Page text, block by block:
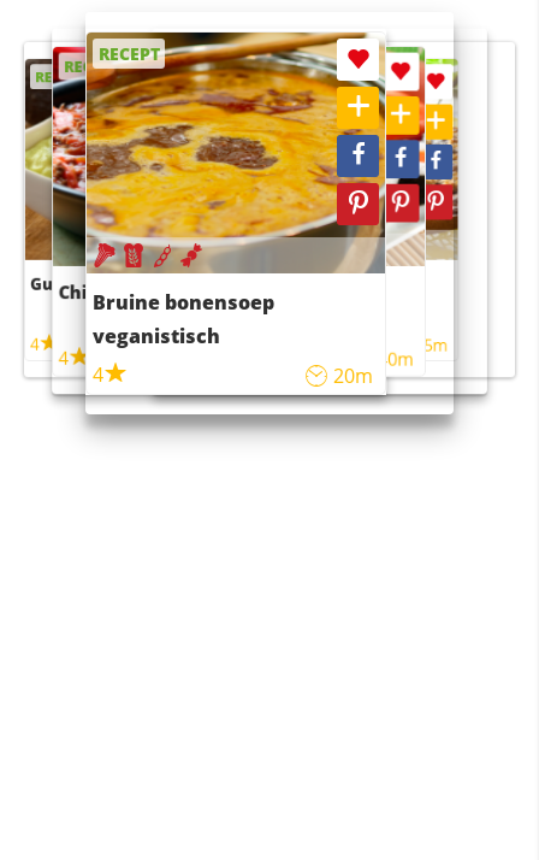
RECEPT
Guacamole
4
RECEPT
Chili con carne
4
RECEPT
Bruine bonensoep
veganistisch
4
20m
RECEPT
Sushi rijstsalade
maaltijdsalade
40m
RECEPT
4 55m